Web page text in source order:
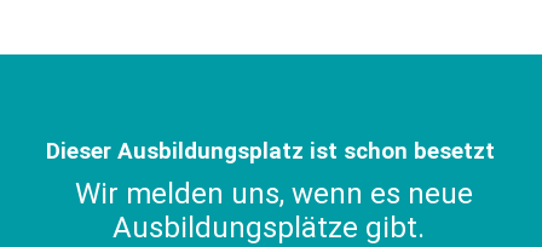
Dieser Ausbildungsplatz ist schon besetzt
Wir melden uns, wenn es neue
Ausbildungsplätze gibt.